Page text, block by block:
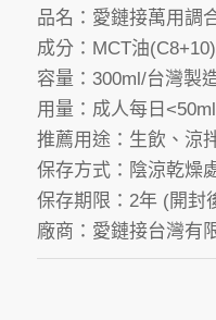
格
範
圍：
到
品名：愛鏈接萬用調
成分：MCT油
容量：300ml/台灣製
用量：成人每日
推薦用途：生飲、涼
保存方式：陰涼乾燥
保存期限：2年 (開封
廠商：愛鏈接台灣有